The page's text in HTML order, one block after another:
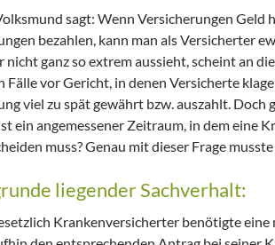
sagt: Wenn Versicherungen Geld
bezahlen, kann man als Versicherter
nicht ganz so extrem aussieht, scheint an
Fälle vor Gericht, in denen Versicherte
viel zu spät gewährt bzw. auszahlt.
ein angemessener Zeitraum, in dem eine
muss? Genau mit dieser Frage
liegender Sachverhalt:
Krankenversicherter benötigte